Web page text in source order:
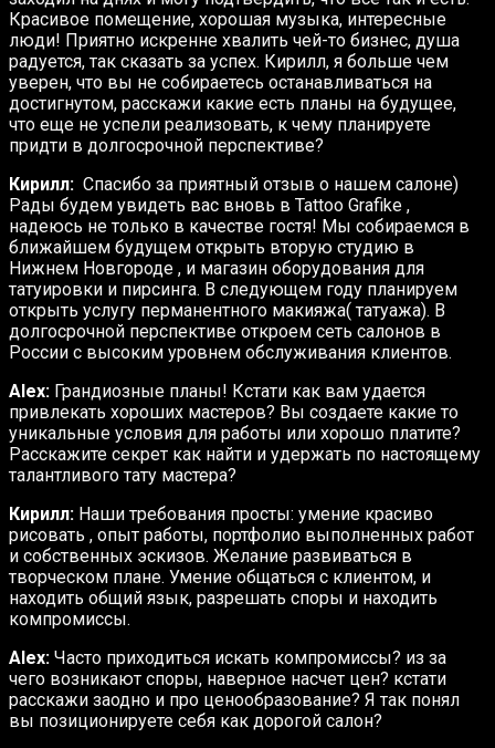
Красивое помещение, хорошая музыка, интересные
люди! Приятно искренне хвалить чей-то бизнес, душа
радуется, так сказать за успех. Кирилл, я больше чем
уверен, что вы не собираетесь останавливаться на
достигнутом, расскажи какие есть планы на будущее,
что еще не успели реализовать, к чему планируете
придти в долгосрочной перспективе?
Кирилл: Спасибо за приятный отзыв о нашем салоне)
Рады будем увидеть вас вновь в Tattoo Grafike ,
надеюсь не только в качестве гостя! Мы собираемся в
ближайшем будущем открыть вторую студию в
Нижнем Новгороде , и магазин оборудования для
татуировки и пирсинга. В следующем году планируем
открыть услугу перманентного макияжа( татуажа). В
долгосрочной перспективе откроем сеть салонов в
России с высоким уровнем обслуживания клиентов.
Alex: Грандиозные планы! Кстати как вам удается
привлекать хороших мастеров? Вы создаете какие то
уникальные условия для работы или хорошо платите?
Расскажите секрет как найти и удержать по настоящему
талантливого тату мастера?
Кирилл: Наши требования просты: умение красиво
рисовать , опыт работы, портфолио выполненных работ
и собственных эскизов. Желание развиваться в
творческом плане. Умение общаться с клиентом, и
находить общий язык, разрешать споры и находить
компромиссы.
Alex: Часто приходиться искать компромиссы? из за
чего возникают споры, наверное насчет цен? кстати
расскажи заодно и про ценообразование? Я так понял
вы позиционируете себя как дорогой салон?